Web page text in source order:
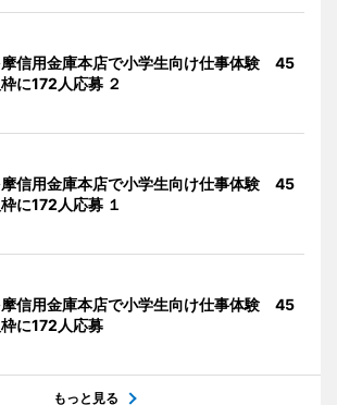
信用金庫本店で小学生向け仕事体験 45
に172人応募 ２
信用金庫本店で小学生向け仕事体験 45
に172人応募 １
信用金庫本店で小学生向け仕事体験 45
枠に172人応募
もっと見る